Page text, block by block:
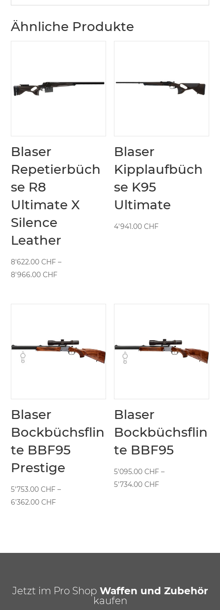
Ähnliche Produkte
Blaser
Repetierbüch
se R8
Ultimate X
Silence
Leather
8'622.00CHF –
8'966.00CHFPreisspanne:
Blaser
Kipplaufbüch
se K95
Ultimate
4'941.00CHF
Blaser
Bockbüchsflin
te BBF95
Prestige
5'753.00CHF –
6'362.00CHFPreisspanne:
Blaser
Bockbüchsflin
te BBF95
5'095.00CHF –
5'734.00CHFPreisspanne:
Jetzt im Pro Shop Waffen und Zubehör
kaufen